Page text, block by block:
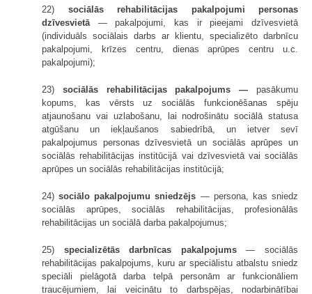
22) sociālās rehabilitācijas pakalpojumi personas
dzīvesvietā — pakalpojumi, kas ir pieejami dzīvesvietā
(individuāls sociālais darbs ar klientu, specializēto darbnīcu
pakalpojumi, krīzes centru, dienas aprūpes centru u.c.
pakalpojumi);
23) sociālās rehabilitācijas pakalpojums — pasākumu
kopums, kas vērsts uz sociālās funkcionēšanas spēju
atjaunošanu vai uzlabošanu, lai nodrošinātu sociālā statusa
atgūšanu un iekļaušanos sabiedrībā, un ietver sevī
pakalpojumus personas dzīvesvietā un sociālās aprūpes un
sociālās rehabilitācijas institūcijā vai dzīvesvietā vai sociālās
aprūpes un sociālās rehabilitācijas institūcijā;
24)sociālo pakalpojumu sniedzējs — persona, kas sniedz
sociālās aprūpes, sociālās rehabilitācijas, profesionālās
rehabilitācijas un sociālā darba pakalpojumus;
25) specializētās darbnīcas pakalpojums— sociālās
rehabilitācijas pakalpojums, kuru ar speciālistu atbalstu sniedz
speciāli pielāgotā darba telpā personām ar funkcionāliem
traucējumiem, lai veicinātu to darbspējas, nodarbinātībai